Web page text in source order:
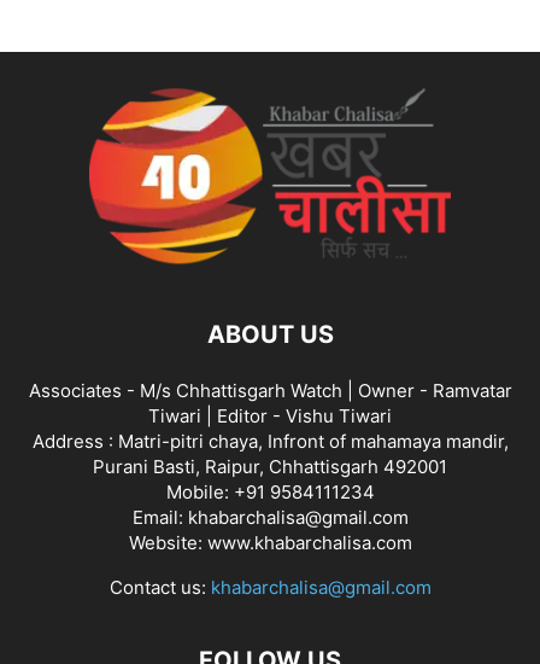
ABOUT US
Associates - M/s Chhattisgarh Watch | Owner - Ramvatar
Tiwari | Editor - Vishu Tiwari
Address : Matri-pitri chaya, Infront of mahamaya mandir,
Purani Basti, Raipur, Chhattisgarh 492001
Mobile: +91 9584111234
Email: khabarchalisa@gmail.com
Website: www.khabarchalisa.com
Contact us: khabarchalisa@gmail.com